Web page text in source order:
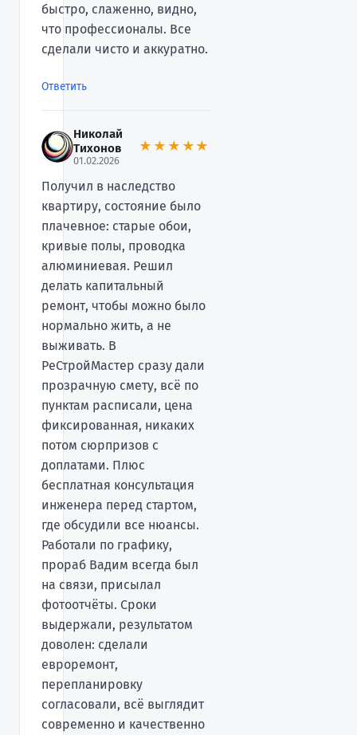
быстро, слаженно, видно,
что профессионалы. Все
сделали чисто и аккуратно.
Ответить
Николай
Тихонов
01.02.2026
★★★★★
Получил в наследство
квартиру, состояние было
плачевное: старые обои,
кривые полы, проводка
алюминиевая. Решил
делать капитальный
ремонт, чтобы можно было
нормально жить, а не
выживать. В
РеСтройМастер сразу дали
прозрачную смету, всё по
пунктам расписали, цена
фиксированная, никаких
потом сюрпризов с
доплатами. Плюс
бесплатная консультация
инженера перед стартом,
где обсудили все нюансы.
Работали по графику,
прораб Вадим всегда был
на связи, присылал
фотоотчёты. Сроки
выдержали, результатом
доволен: сделали
евроремонт,
перепланировку
согласовали, всё выглядит
современно и качественно